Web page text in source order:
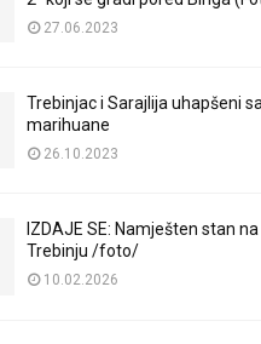
27.06.2023
Trebinjac i Sarajlija uhapšeni
marihuane
26.10.2023
IZDAJE SE: Namješten stan
Trebinju /foto/
10.02.2026